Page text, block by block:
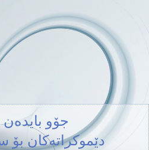
جۆو بایده‌ن
دێموكراته‌كان بۆ